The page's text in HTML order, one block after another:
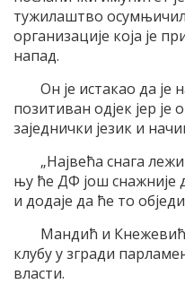
тужилаштво
организације која је
напад.
Он је истакао да
позитиван одјек јер
заједнички језик и
„Највећа снага
њу ће ДФ још снажније
и додаје да ће то
Мандић и
клубу у згради
власти.